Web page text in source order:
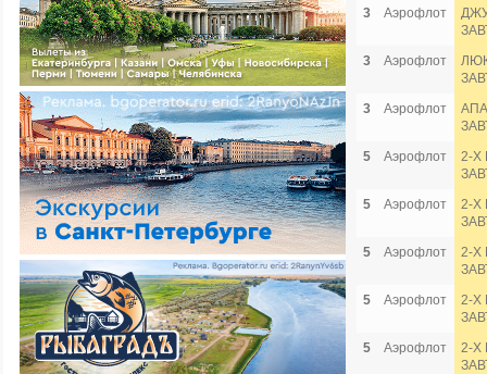
3
Аэрофлот
3
Аэрофлот
3
Аэрофлот
5
Аэрофлот
2-Х
5
Аэрофлот
2-Х
5
Аэрофлот
2-Х
5
Аэрофлот
2-Х
5
Аэрофлот
2-Х